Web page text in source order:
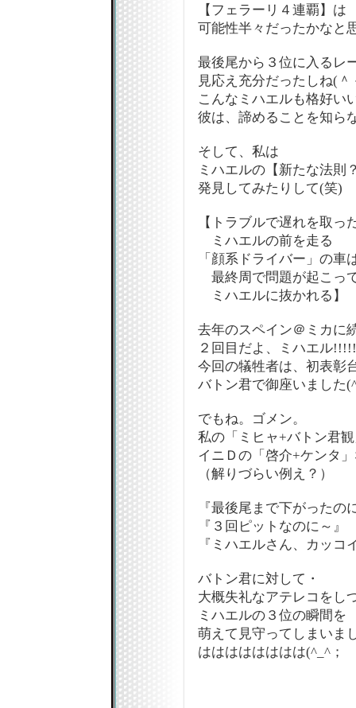
【フェラーリ４連覇】は
可能性半々だったかなと
最後尾から３位に入るレ
見応え充分だったしね(＾
こんなミハエルも格好い
彼は、諦めることを知ら
そして、私は
ミハエルの【新たな法則
発見してみたりして(笑)
【トラブルで遅れを取っ
ミハエルの前を走る
「顔系ドライバー」の車
最終周で問題が起こっ
ミハエルに抜かれる】
去年のスペイン＠ミカに
２回目だよ、ミハエル
今回の犠牲者は、初表彰
バトン君で御座いました
でもね。ゴメン。
私の「ミヒャ+バトン君
イニＤの「啓介+ケンタ
（解りづらい例え？）
『最後尾まで下がったの
『３回ピットなのに～』
『ミハエルさん、カッコ
バトン君に対して・
大概失礼なアテレコをし
ミハエルの３位の瞬間を
萌えて見守ってしまいま
はははははははは(^_^；